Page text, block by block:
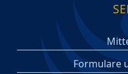
Formulare